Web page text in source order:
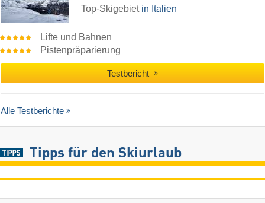
Top-Skigebiet in Italien
Lifte und Bahnen
Pistenpräparierung
Testbericht
Alle Testberichte
Tipps für den Skiurlaub